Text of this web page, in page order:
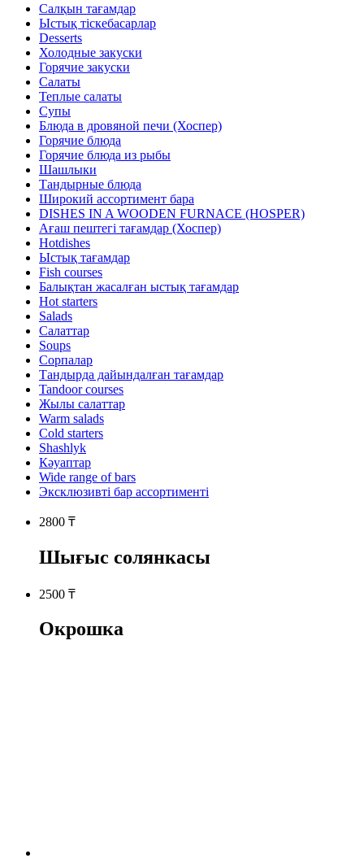
Салқын тағамдар
Ыстық тіскебасарлар
Desserts
Холодные закуски
Горячие закуски
Салаты
Теплые салаты
Супы
Блюда в дровяной печи (Хоспер)
Горячие блюда
Горячие блюда из рыбы
Шашлыки
Тандырные блюда
Широкий ассортимент бара
DISHES IN A WOODEN FURNACE (HOSPER)
Ағаш пештегі тағамдар (Хоспер)
Hotdishes
Ыстық тағамдар
Fish courses
Балықтан жасалған ыстық тағамдар
Hot starters
Salads
Салаттар
Soups
Сорпалар
Тандырда дайындалған тағамдар
Tandoor courses
Жылы салаттар
Warm salads
Cold starters
Shashlyk
Кәуаптар
Wide range of bars
Эксклюзивті бар ассортименті
2800 ₸
Шығыс солянкасы
2500 ₸
Окрошка